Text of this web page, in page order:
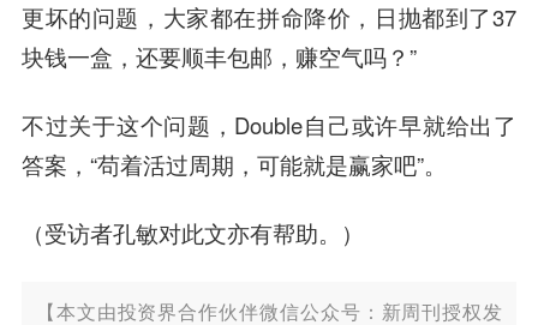
更坏的问题，大家都在拼命降价，日抛都到了37
块钱一盒，还要顺丰包邮，赚空气吗？”
不过关于这个问题，Double自己或许早就给出了
答案，“苟着活过周期，可能就是赢家吧”。
（受访者孔敏对此文亦有帮助。）
【本文由投资界合作伙伴微信公众号：新周刊授权发